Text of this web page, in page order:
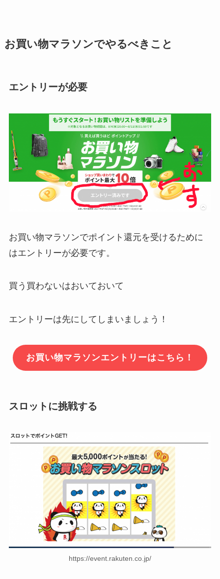
お買い物マラソンでやるべきこと
エントリーが必要
お買い物マラソンでポイント還元を受けるために
はエントリーが必要です。
買う買わないはおいておいて
エントリーは先にしてしまいましょう！
お買い物マラソンエントリーはこちら！
スロットに挑戦する
https://event.rakuten.co.jp/